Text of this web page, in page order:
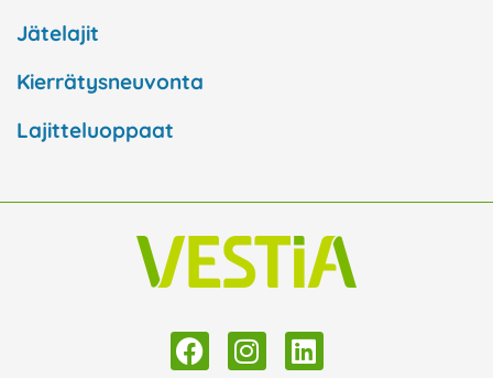
Jätelajit
Kierrätysneuvonta
Lajitteluoppaat
a
n
i